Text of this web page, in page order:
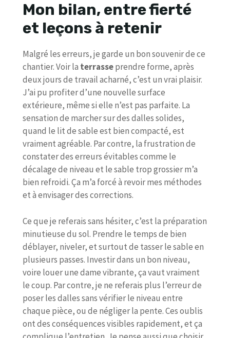
Mon bilan, entre fierté
et leçons à retenir
Malgré les erreurs, je garde un bon souvenir de ce
chantier. Voir la terrasseprendre forme, après
deux jours de travail acharné, c’est un vrai plaisir.
J’ai pu profiter d’une nouvelle surface
extérieure, même si elle n’est pas parfaite. La
sensation de marcher sur des dalles solides,
quand le lit de sable est bien compacté, est
vraiment agréable. Par contre, la frustration de
constater des erreurs évitables comme le
décalage de niveau et le sable trop grossier m’a
bien refroidi. Ça m’a forcé à revoir mes méthodes
et à envisager des corrections.
Ce que je referais sans hésiter, c’est la préparation
minutieuse du sol. Prendre le temps de bien
déblayer, niveler, et surtout de tasser le sable en
plusieurs passes. Investir dans un bon niveau,
voire louer une dame vibrante, ça vaut vraiment
le coup. Par contre, je ne referais plus l’erreur de
poser les dalles sans vérifier le niveau entre
chaque pièce, ou de négliger la pente. Ces oublis
ont des conséquences visibles rapidement, et ça